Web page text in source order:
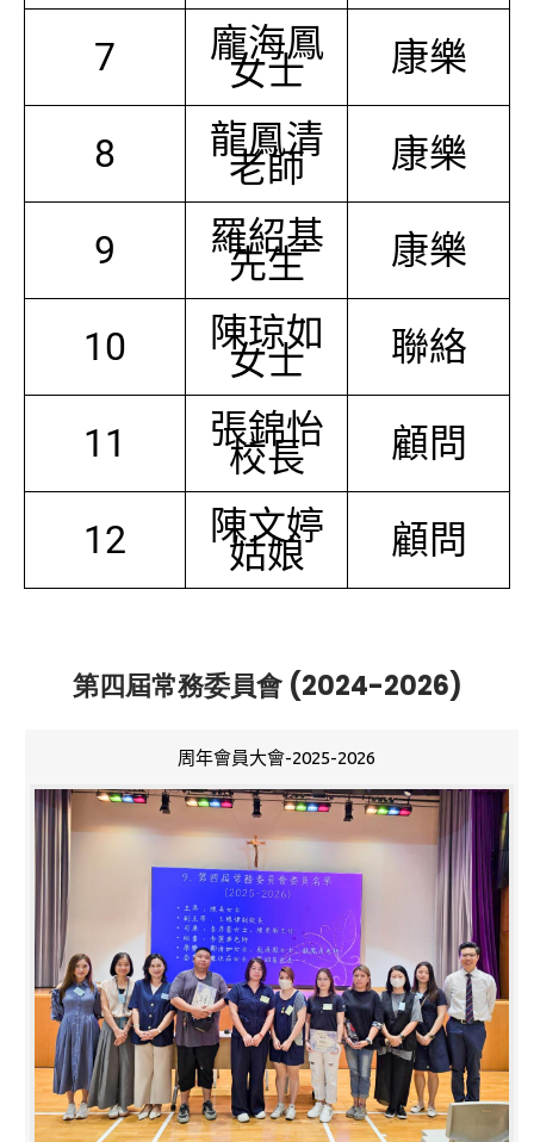
7 龐海鳳
女士 康樂
8 龍鳳清
老師 康樂
9 羅紹基
先生 康樂
10 陳琼如
女士 聯絡
11 張錦怡
校長 顧問
12 陳文婷
姑娘 顧問
第四屆常務委員會 (2024-2026)
周年會員大會-2025-2026